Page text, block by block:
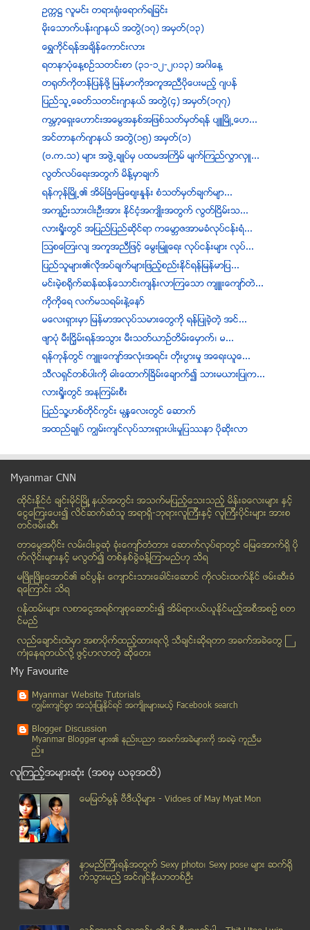
ဥကၠ႒ လူမင္း တရားရံုးေရာက္ရျခင္း
မုိးေသာက္ပန္းဂ်ာနယ္ အတြဲ(၁၇) အမွတ္(၁၃)
ေရႊကုိင္ရန္အခ်ိန္ေကာင္းလား
ရတနာပံုေန႔စဥ္သတင္းစာ (၃၁-၁၂-၂၀၁၃) အဂၤါေန႔
တ႐ုတ္ကိုတန္ျပန္ဖို႔ ျမန္မာကိုအကူအညီပိုေပးမည့္ ဂ်ပန္
ျပည္သူ႕ေခတ္သတင္းဂ်ာနယ္ အတြဲ(၄) အမွတ္(၁၇၇)
ကမၻာ့ေရွးေဟာင္းအေမြအႏွစ္အျဖစ္သတ္မွတ္ရန္ ပ်ဴၿမိဳ႕ေဟ...
အင္တာနက္ဂ်ာနယ္ အတြဲ(၁၅) အမွတ္(၁)
(ဗ.က.သ) မ်ား အဖြဲ႕ခ်ဳပ္မွ ပထမအႀကိမ္ မ်က္ၾကည္လႊာလွဴ...
လြတ္လပ္ေရးအတြက္ မိန္႔မွာခ်က္
ရန္ကုန္ၿမိဳ႕၏ အိမ္ၿခံေျမေစ်းႏႈန္း စံသတ္မွတ္ခ်က္မ်ာ...
အက်ဥ္းသားငါးဦးအား ႏုိင္ငံ့အက်ဳိးအတြက္ လြတ္ၿငိမ္းသ...
လားရႈိးတြင္ အျပည္ျပည္ဆိုင္ရာ ကေမာၻဇအာမခံလုပ္ငန္းရံ...
ၾသစေၾတးလ် အကူအညီျဖင့္ ေမြးျမဴေရး လုပ္ငန္းမ်ား လုပ္...
ျပည္သူမ်ား၏လုိအပ္ခ်က္မ်ားျဖည့္စည္းႏိုင္ရန္ျမန္မာျပ...
မင္းမဲ့စရိုက္ဆန္ဆန္ေသာင္းက်န္းလာၾကေသာ က်ဳဴးေက်ာ္တဲ...
ကုိကုိေရ လက္မသရမ္းနဲ႔ေနာ္
မေလးရွားမွာ ျမန္မာအလုပ္သမားေတြကို ရန္ျပဳခဲ့တဲ့ အင္...
ဖ်ာပံု မီးၿငႇိမ္းရန္အသြား မီးသတ္ယာဥ္တိမ္းေမွာက္၊ မ...
ရန္ကုန္တြင္ က်ဴးေက်ာ္အလုံးအရင္း တုိးပြားမႈ အေရးယူေ...
သီလရွင္တစ္ပါးကို ဓါးေထာက္ၿခိမ္းေခ်ာက္၍ သားမယားျပဳက...
လားရွိုးတြင္ အနုျကမ္းစီး
ျပည္သူ့ဟစ္တိုင္ကြင္း မနၱေလးတြင္ ေဆာက္
အထည္ခ်ဳပ္ ကၽြမ္းက်င္လုပ္သားရွားပါးမႈျပႆနာ ပိုဆိုးလာ
ေပါင္၌မီးေလာင္၊ အိမ္၁၁လံုးျပာက်
ကမာရြတ္ၿမိဳ႕နယ္ တြင္ ကိုရင္ေလး(၁)ပါး ရထားႀကိတ္ခံရ
လပြတၲာၿမိဳ႔နယ္ ကန္ဘက္ေက်းရြာ အိမ္ေျခ ၃ဝဝေက်ာ္ မီးေ...
ေနထုိင္မႈအခက္အခဲမ်ားထဲကၿမိဳ႕ေတာ္
ေျမပုံျမိဳ႕နယ္ ဒုကၡသည္စခန္း အေျခအေန ႏုိင္ငံတကာ စို...
လူမဲ့ ေလယာဉ္ကို အရပ္သား သံုးခြင့္ ေပးေတာ့မယ္
ေဒၚေအာင္ဆန္းစုၾကည္ သမၼတျဖစ္ျဖစ္ မျဖစ္ျဖစ္ NLD ပါတီ...
၂၀၁၅ ေရြးေကာက္ပြဲတြင္ အတိုက္အခံပါတီကသာ အနိုင္ရဦးမည...
ပုဒ္မ(၁၈)ကို ပယ္ဖ်က္မည္
ထား၀ယ္အထူး စီးပြားေရး ဇုန္လုပ္ငန္း အားလံုး တစ္ၿပိဳ...
ဘာအံ ၿငိမ္းခ်မ္းေရး ေဆြးေႏြးပြဲမွ အပစ္ရပ္ မူၾကမ္းသ...
ကမၻာ့ေရပန္းအစားဆံုး အေပ်ာ္စီးသေဘာၤျဖင့္လည္ပတ္ခ်င္စ...
တပ္မေတာ္ကို ျပန္လည္ အဖတ္ဆယ္ပါ
မိေက်ာင္းကန္ဆႏၵျပသူမ်ားႏွင့္ ခုိင္းေစသူအဖြဲ႕ၾကား ေ...
မေလးရွားမွာ ျမန္မာ အမ်ိဳးသမီး ၂ ဦး အသတ္ခံရ
မေလးရွားတြင္ ျမန္မာအလုပ္သမား ၂ ဦး အသတ္ခံရ
မူးယစ္ေဆး၀ါး အၿပီးသတ္ေခ်မႈန္းေရးအခ်ိန္ကို ေနာက္ဆုတ...
ဒိန္းမတ္ႏိုင္ငံတြင္ ေက်ာင္းတက္ပါက ပိုက္ဆံရ
လိုင္စင္မဲ့ ဆိုင္ကယ္မ်ားအား စစ္ေဆးဖမ္းဆီးေနသည့္ ရဲ...
Myanmar CNN
ထိုင္းနို္င္ငံ ခ်င္းမိုင္ျမိဳ ့နယ္အတြင္း အသက္မျပည့္ေသးသည့္ မိန္းခေလးမ်ား နွင့္
ေငြေၾကးေပး၍ လိင္ဆက္ဆံသူ အရာရွိ-ဘုရားလူၾကီးနွင့္ လူၾကီးပိုင္းမ်ား အားစ
တင္ဖမ္းဆီး
တာေမြအ၀ိုင္း လမ္းငါးခြဆံု ခံုးေက်ာ္တံတား ေဆာက္လုပ္ရာတြင္ ေျမေအာက္ရွိ ပို
က္လိုင္းမ်ားႏွင့္ မလြတ္၍ တစ္ႏွစ္ခြဲခန္႔ၾကာမည္ဟု သိရ
မၿဖိဳးၿဖိဳးေအာင္၏ ခင္ပြန္း ေက်ာင္းသားေခါင္းေဆာင္ ကိုလင္းထက္ႏိုင္ ဖမ္းဆီးခံ
ရေၾကာင္း သိရ
၀န္ထမ္းမ်ား လစာေငြအရစ္က်စုေဆာင္း၍ အိမ္ရာ၀ယ္ယူႏုိင္မည့္အစီအစဥ္ စတ
င္မည္
လည္ေခ်ာင္းထဲမွာ အစာပိုက္ထည့္ထားရလုိ႔ သီခ်င္းဆုိရတာ အခက္အခဲေတြ ႀ
ကံဳေနရတယ္လို႔ ဖြင့္ဟလာတဲ့ ဆုိေတး
My Favourite
Myanmar Website Tutorials
ကၽြမ္းက်င္စြာ အသုံးျပဳႏုိင္ရင္ အက်ိဳးမ်ားမယ့္ Facebook search
Blogger Discussion
Myanmar Blogger မ်ား၏ နည္းပညာ အခက္အခဲမ်ားကုိ အခမဲ့ ကူညီမ
ည္။
လူၾကည့္အမ်ားဆုံး (အစမွ ယခုအထိ)
ေမျမတ္မြန္ ဗီဒီယုိမ်ား - Vidoes of May Myat Mon
နာမည္ၾကီးရန္အတြက္ Sexy photo၊ Sexy pose မ်ား ဆက္ရို
က္သြားမည္႔ အင္ဂ်င္နီယာတစ္ဦး